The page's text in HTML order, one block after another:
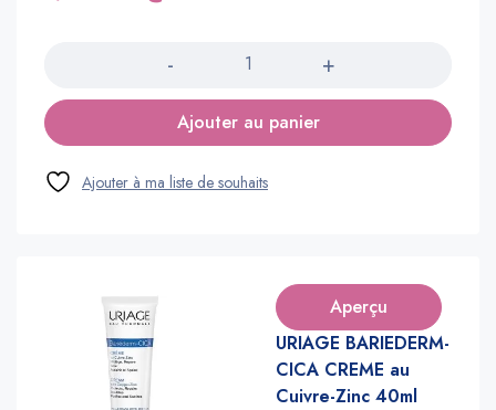
Ajouter au panier
Aperçu
URIAGE BARIEDERM-
CICA CREME au
Cuivre-Zinc 40ml